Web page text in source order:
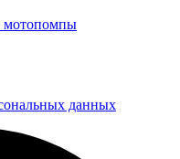
мотопомпы
данных